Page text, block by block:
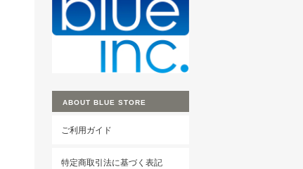
ABOUT BLUE STORE
ご利用ガイド
特定商取引法に基づく表記